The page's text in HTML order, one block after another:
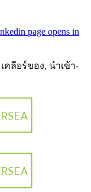
page opens in
คลียร์ของ, นำเข้า-